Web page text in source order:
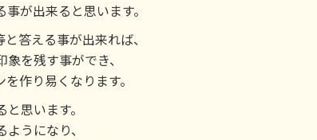
が出来ると思います。
答える事が出来れば、
を残す事ができ、
作り易くなります。
思います。
うになり、